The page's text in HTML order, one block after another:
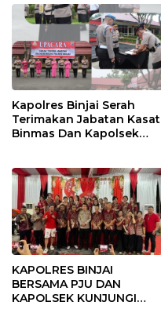
Kapolres Binjai Serah
Terimakan Jabatan Kasat
Binmas Dan Kapolsek
KAPOLRES BINJAI
BERSAMA PJU DAN
KAPOLSEK KUNJUNGI